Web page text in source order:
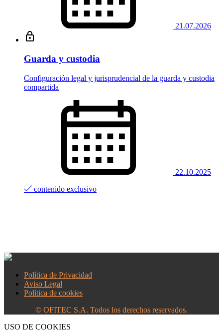
21.07.2026
Guarda y custodia
Configuración legal y jurisprudencial de la guarda y custodia
compartida
22.10.2025
contenido exclusivo
Política de Privacidad
Aviso Legal
Política de cookies
© OFITEC S.A. Todos los derechos reservados.
USO DE COOKIES